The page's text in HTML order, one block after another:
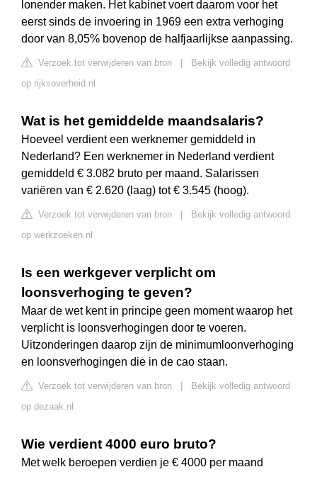
lonender maken. Het kabinet voert daarom voor het
eerst sinds de invoering in 1969 een extra verhoging
door van 8,05% bovenop de halfjaarlijkse aanpassing.
Verzoek tot verwijderen van bron
Bekijk volledig antwoord
op rijksoverheid.nl
Wat is het gemiddelde maandsalaris?
Hoeveel verdient een werknemer gemiddeld in
Nederland? Een werknemer in Nederland verdient
gemiddeld € 3.082 bruto per maand. Salarissen
variëren van € 2.620 (laag) tot € 3.545 (hoog).
Verzoek tot verwijderen van bron
Bekijk volledig antwoord
op werkzoeken.nl
Is een werkgever verplicht om
loonsverhoging te geven?
Maar de wet kent in principe geen moment waarop het
verplicht is loonsverhogingen door te voeren.
Uitzonderingen daarop zijn de minimumloonverhoging
en loonsverhogingen die in de cao staan.
Verzoek tot verwijderen van bron
Bekijk volledig antwoord
op dezaak.nl
Wie verdient 4000 euro bruto?
Met welk beroepen verdien je € 4000 per maand